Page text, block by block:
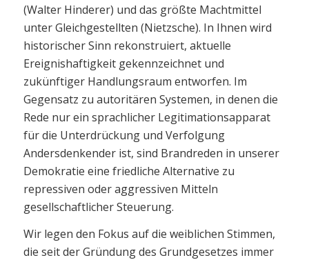
(Walter Hinderer) und das größte Machtmittel
unter Gleichgestellten (Nietzsche). In Ihnen wird
historischer Sinn rekonstruiert, aktuelle
Ereignishaftigkeit gekennzeichnet und
zukünftiger Handlungsraum entworfen. Im
Gegensatz zu autoritären Systemen, in denen die
Rede nur ein sprachlicher Legitimationsapparat
für die Unterdrückung und Verfolgung
Andersdenkender ist, sind Brandreden in unserer
Demokratie eine friedliche Alternative zu
repressiven oder aggressiven Mitteln
gesellschaftlicher Steuerung.
Wir legen den Fokus auf die weiblichen Stimmen,
die seit der Gründung des Grundgesetzes immer